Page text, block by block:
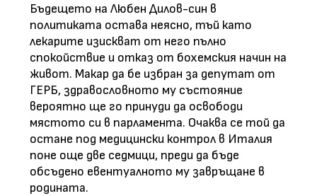
Бъдещето на Любен Дилов-син в
политиката остава неясно, тъй като
лекарите изискват от него пълно
спокойствие и отказ от бохемския начин на
живот. Макар да бе избран за депутат от
ГЕРБ, здравословното му състояние
вероятно ще го принуди да освободи
мястото си в парламента. Очаква се той да
остане под медицински контрол в Италия
поне още две седмици, преди да бъде
обсъдено евентуалното му завръщане в
родината.